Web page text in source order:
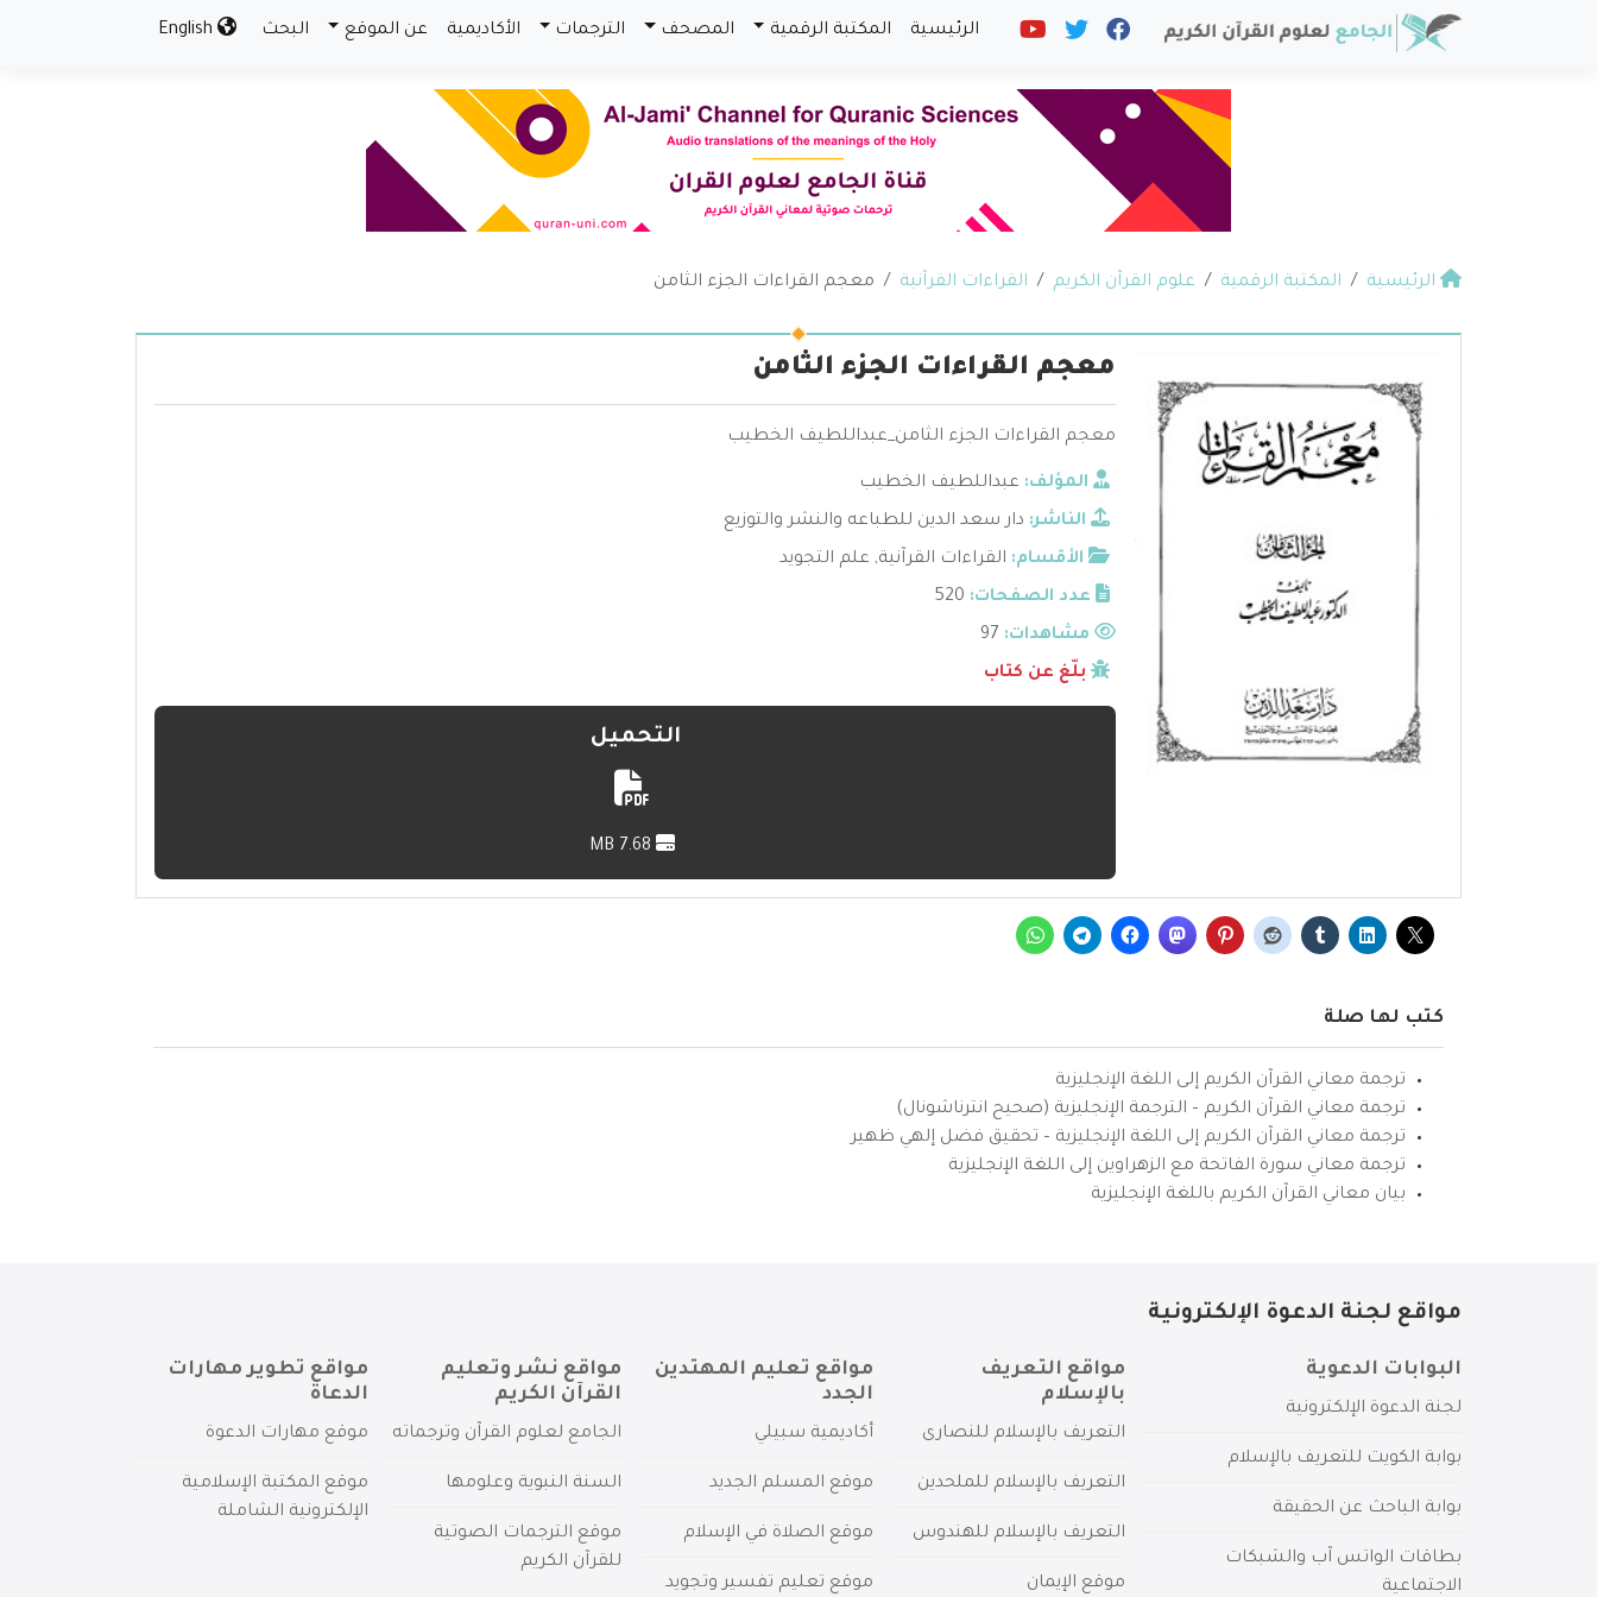
الرئيسية المكتبة الرقمية المصحف الترجمات الأكاديمية عن الموقع البحث
الرئيسية المكتبة الرقمية علوم القرآن الكريم القراءات القرآنية معجم القراءات الجزء الثامن
معجم القراءات الجزء الثامن
معجم القراءات الجزء الثامن_عبداللطيف الخطيب
المؤلف: عبداللطيف الخطيب
الناشر: دار سعد الدين للطباعه والنشر والتوزيع
الأقسام: القراءات القرآنية, علم التجويد
عدد الصفحات: 520
مشاهدات:
بلّغ عن كتاب
التحميل
كتب لها صلة
ترجمة معاني القرآن الكريم إلى اللغة الإنجليزية
ترجمة معاني القرآن الكريم – الترجمة الإنجليزية (صحيح انترناشونال)
ترجمة معاني القرآن الكريم إلى اللغة الإنجليزية – تحقيق فضل إلهي ظهير
ترجمة معاني سورة الفاتحة مع الزهراوين إلى اللغة الإنجليزية
بيان معاني القرآن الكريم باللغة الإنجليزية
مواقع لجنة الدعوة الإلكترونية
البوابات الدعوية
لجنة الدعوة الإلكترونية
بوابة الكويت للتعريف بالإسلام
بوابة الباحث عن الحقيقة
بطاقات الواتس آب والشبكات
الاجتماعية
مواقع التعريف
بالإسلام
التعريف بالإسلام للنصارى
التعريف بالإسلام للملحدين
التعريف بالإسلام للهندوس
موقع الإيمان
مواقع تعليم المهتدين
الجدد
أكاديمية سبيلي
موقع المسلم الجديد
موقع الصلاة في الإسلام
موقع تعليم تفسير وتجويد
مواقع نشر وتعليم
القرآن الكريم
الجامع لعلوم القرآن وترجماته
السنة النبوية وعلومها
موقع الترجمات الصوتية
للقرآن الكريم
مواقع تطوير مهارات
الدعاة
موقع مهارات الدعوة
موقع المكتبة الإسلامية
الإلكترونية الشاملة